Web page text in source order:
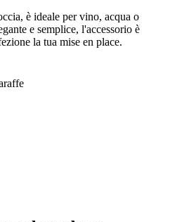
è ideale per vino, acqua o
e semplice, l'accessorio è
la tua mise en place.